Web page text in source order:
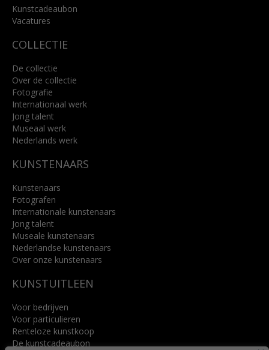
Lees meer
Kunstcadeaubon
Vacatures
COLLECTIE
De collectie
Over de collectie
Fotografie
Internationaal werk
Jong talent
Museaal werk
Nederlands werk
KUNSTENAARS
Kunstenaars
Fotografen
Internationale kunstenaars
Jong talent
Museale kunstenaars
Nederlandse kunstenaars
Over onze kunstenaars
KUNSTUITLEEN
Voor bedrijven
Voor particulieren
Renteloze kunstkoop
De kunstcadeaubon